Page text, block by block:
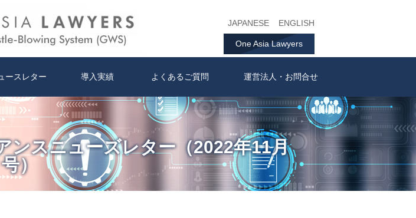
JAPANESE ENGLISH
One Asia Lawyers
ースレター 導入実績 よくあるご質問 運営法人・お問合せ
スニューズレター（2022年11月
号）